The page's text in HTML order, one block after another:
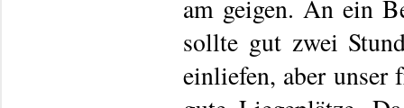
am geigen. An ein
sollte gut zwei
einliefen, aber unser